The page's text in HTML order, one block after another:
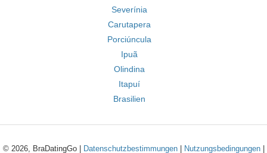
Severínia
Carutapera
Porciúncula
Ipuã
Olindina
Itapuí
Brasilien
© 2026, BraDatingGo | Datenschutzbestimmungen| Nutzungsbedingungen|